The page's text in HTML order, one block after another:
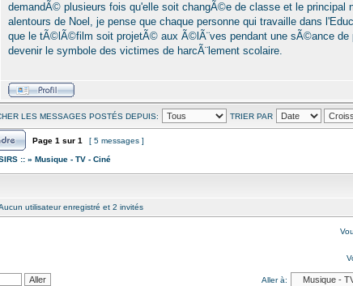
demandÃ© plusieurs fois qu'elle soit changÃ©e de classe et le principal
alentours de Noel, je pense que chaque personne qui travaille dans
que le tÃ©lÃ©film soit projetÃ© aux Ã©lÃ¨ves pendant une sÃ©ance de
devenir le symbole des victimes de harcÃ¨lement scolaire.
LES MESSAGES POSTÉS DEPUIS: TRIER PAR
Page 1 sur 1 [ 5 messages ]
:: » Musique - TV - Ciné
utilisateur enregistré et 2 invités
Aller à: